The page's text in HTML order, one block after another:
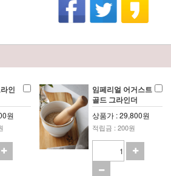
인
원
임페리얼 어거스트
골드 그라인더
상품가 : 29,800원
적립금 : 200원